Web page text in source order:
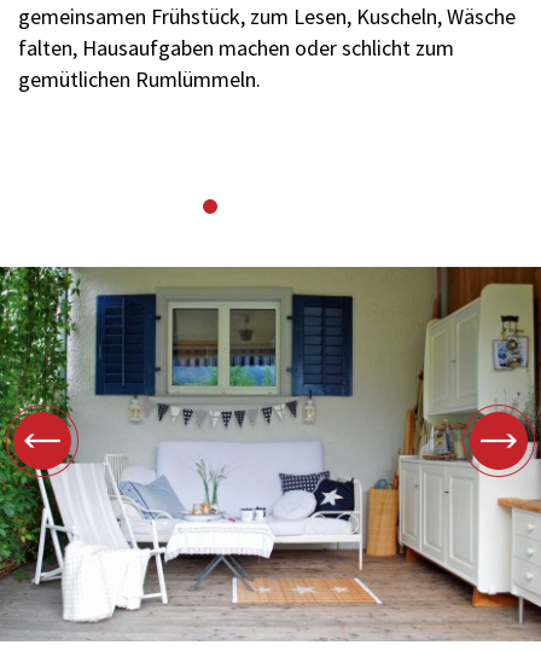
gemeinsamen Frühstück, zum Lesen, Kuscheln, Wäsche
falten, Hausaufgaben machen oder schlicht zum
gemütlichen Rumlümmeln.